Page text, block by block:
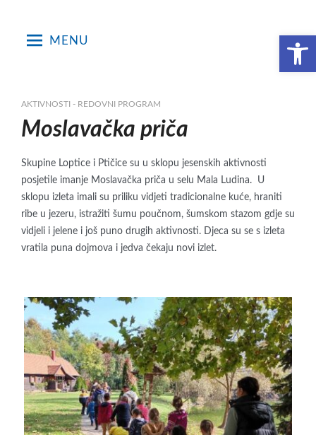
Open toolbar
MENU
AKTIVNOSTI - REDOVNI PROGRAM
Moslavačka priča
Skupine Loptice i Ptičice su u sklopu jesenskih aktivnosti
posjetile imanje Moslavačka priča u selu Mala Ludina. U
sklopu izleta imali su priliku vidjeti tradicionalne kuće, hraniti
ribe u jezeru, istražiti šumu poučnom, šumskom stazom gdje su
vidjeli i jelene i još puno drugih aktivnosti. Djeca su se s izleta
vratila puna dojmova i jedva čekaju novi izlet.